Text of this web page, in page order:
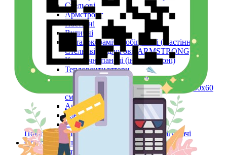
Стельові
Армстронг
Настінні
Вуличні
Металокерамічні обігрівачі (Настінні,
Стельові, Підлогові, ARMSTRONG)
Керамічні панелі (інфрачервоні)
Тепловентилятори
Інфрачервоний обігрівач конвекційний
металокерамічний Monocrystal Fenix 60x60
см 750 Вт
Аксесуари
Електричні рушникосушки
Електроконвектори
Показати усі Інфрачервоні електричні обігрівачі
Обігрів та сушіння
Взуття та одяг з електро-підігрівом